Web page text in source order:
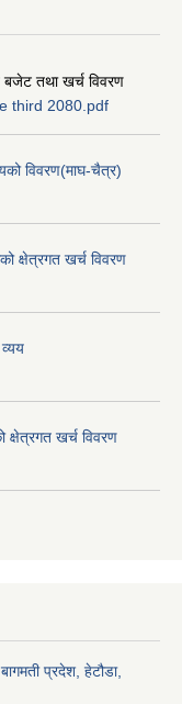
तथा खर्च विवरण
third 2080.pdf
विवरण(माघ-चैत्र)
क्षेत्रगत खर्च विवरण
खर्च विवरण
प्रदेश, हेटौडा,